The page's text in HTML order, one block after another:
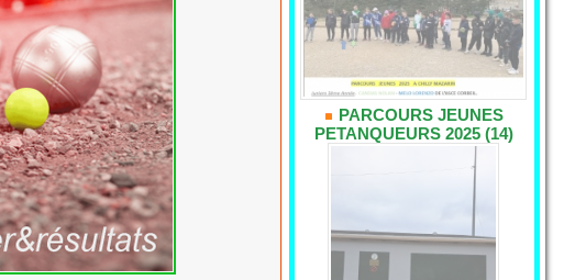
PARCOURS JEUNES
PETANQUEURS 2025 (14)